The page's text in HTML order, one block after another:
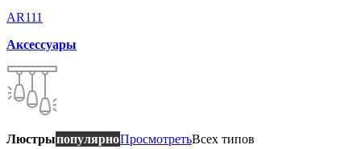
AR111
Аксессуары
ЛюстрыпопулярноПросмотретьВсех типов